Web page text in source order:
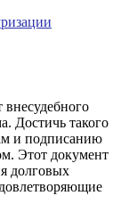
Достичь такого
и подписанию
Этот документ
долговых